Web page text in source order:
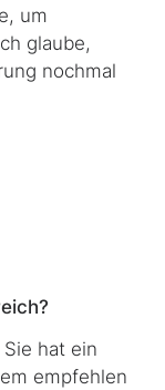
um
glaube,
nochmal
hat ein
empfehlen